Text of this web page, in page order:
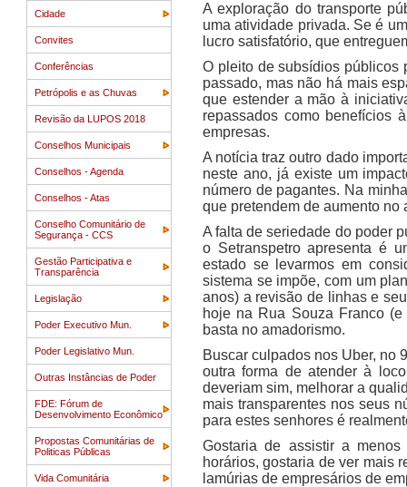
Cidade
Convites
Conferências
Petrópolis e as Chuvas
Revisão da LUPOS 2018
Conselhos Municipais
Conselhos - Agenda
Conselhos - Atas
Conselho Comunitário de
Segurança - CCS
Gestão Participativa e
Transparência
Legislação
Poder Executivo Mun.
Poder Legislativo Mun.
Outras Instâncias de Poder
FDE: Fórum de
Desenvolvimento Econômico
Propostas Comunitárias de
Politicas Públicas
Vida Comunitária
A exploração do transporte
uma atividade privada. Se é
lucro satisfatório, que
O pleito de subsídios públicos
passado, mas não há mais
que estender a mão à
repassados como benefícios
empresas.
A notícia traz outro dado
neste ano, já existe um
número de pagantes. Na
que pretendem de aumento no
A falta de seriedade do poder
o Setranspetro apresenta é
estado se levarmos em
sistema se impõe, com um
anos) a revisão de linhas e
hoje na Rua Souza Franco
basta no amadorismo.
Buscar culpados nos Uber, no
outra forma de atender à
deveriam sim, melhorar a
mais transparentes nos seus
para estes senhores é
Gostaria de assistir a
horários, gostaria de ver mais
lamúrias de empresários de